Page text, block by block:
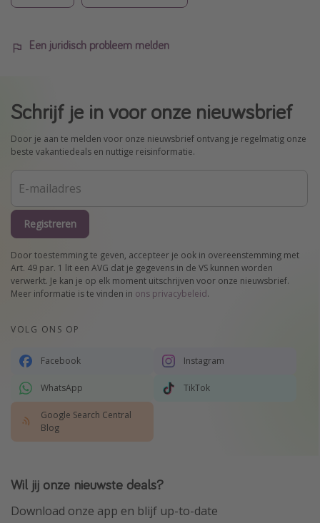
Een juridisch probleem melden
Schrijf je in voor onze nieuwsbrief
Door je aan te melden voor onze nieuwsbrief ontvang je regelmatig onze
beste vakantiedeals en nuttige reisinformatie.
Registreren
Door toestemming te geven, accepteer je ook in overeenstemming met
Art. 49 par. 1 lit een AVG dat je gegevens in de VS kunnen worden
verwerkt. Je kan je op elk moment uitschrijven voor onze nieuwsbrief.
Meer informatie is te vinden in ons privacybeleid.
VOLG ONS OP
Facebook Instagram
WhatsApp TikTok
Google Search Central
Blog
Wil jij onze nieuwste deals?
Download onze app en blijf up-to-date